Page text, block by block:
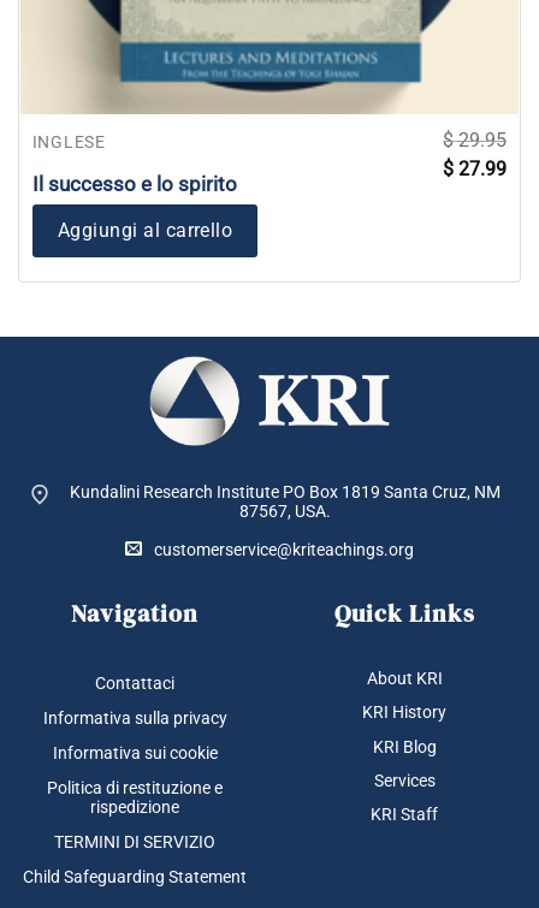
INGLESE
Il successo e lo spirito
$29.95
Il
prezzo
$ 27.99Il
Aggiungi al carrello
Kundalini Research Institute PO Box 1819 Santa Cruz, NM
87567, USA.
customerservice@kriteachings.org
Navigation
Contattaci
Informativa sulla privacy
Informativa sui cookie
Politica di restituzione e
rispedizione
TERMINI DI SERVIZIO
Child Safeguarding Statement
Quick Links
About KRI
KRI History
KRI Blog
Services
KRI Staff